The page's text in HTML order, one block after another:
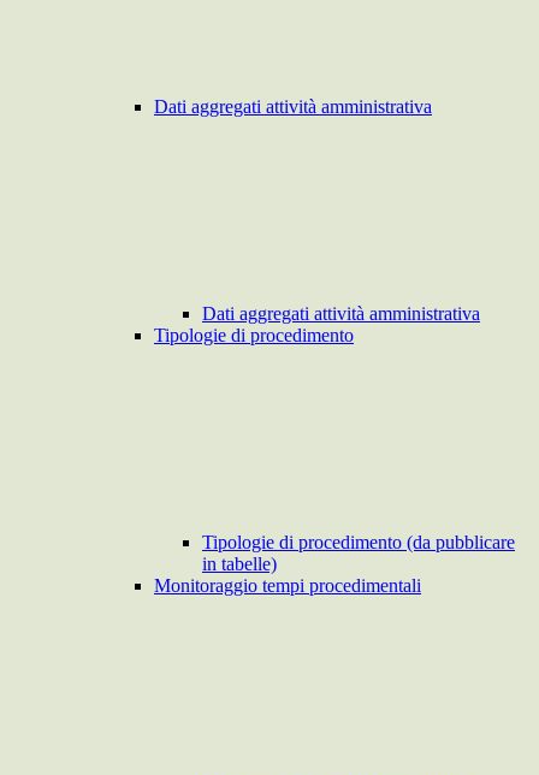
Dati aggregati attività amministrativa
Dati aggregati attività amministrativa
Tipologie di procedimento
Tipologie di procedimento (da pubblicare
in tabelle)
Monitoraggio tempi procedimentali